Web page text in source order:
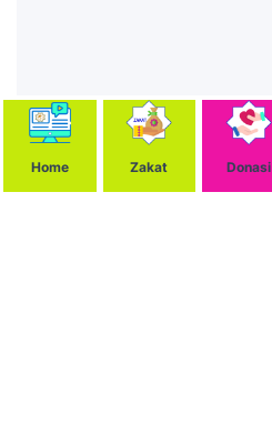
Home Zakat Donasi